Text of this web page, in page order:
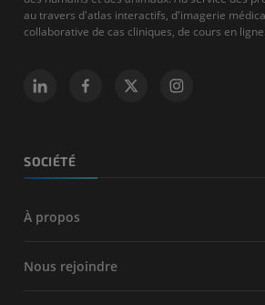
au travers d'atlas interactifs, d'imagerie
collaborative de cas cliniques, de cours en
SOCIÉTÉ
À propos
Nous rejoindre